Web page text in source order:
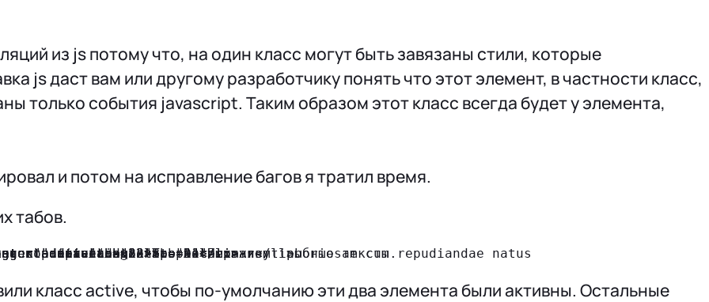
из js потому что, на один класс могут быть завязаны стили, которые
js даст вам или другому разработчику понять что этот элемент, в частности класс,
только события javascript. Таким образом этот класс всегда будет у элемента,
и потом на исправление багов я тратил время.
табов.
класс active, чтобы по-умолчанию эти два элемента были активны. Остальные